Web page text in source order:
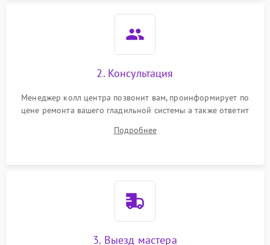
2. Консультация
Менеджер колл центра позвонит вам, проинформирует по
цене ремонта вашего гладильной системы а также ответит
Подробнее
3. Выезд мастера